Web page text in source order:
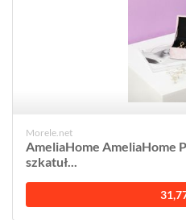
Morele.net
AmeliaHome AmeliaHome
szkatuł...